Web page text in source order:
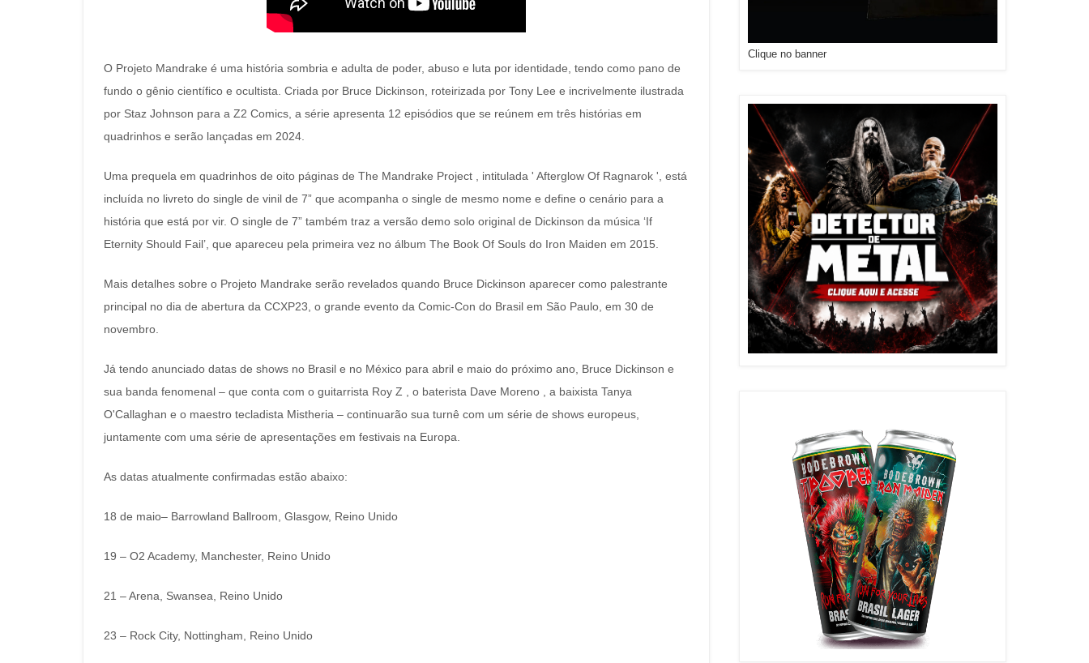
O Projeto Mandrake é uma história sombria e adulta de poder, abuso e luta por identidade, tendo como pano de
fundo o gênio científico e ocultista. Criada por Bruce Dickinson, roteirizada por Tony Lee e incrivelmente ilustrada
por Staz Johnson para a Z2 Comics, a série apresenta 12 episódios que se reúnem em três histórias em
quadrinhos e serão lançadas em 2024.
Uma prequela em quadrinhos de oito páginas de The Mandrake Project , intitulada ' Afterglow Of Ragnarok ', está
incluída no livreto do single de vinil de 7” que acompanha o single de mesmo nome e define o cenário para a
história que está por vir. O single de 7” também traz a versão demo solo original de Dickinson da música ‘If
Eternity Should Fail’, que apareceu pela primeira vez no álbum The Book Of Souls do Iron Maiden em 2015.
Mais detalhes sobre o Projeto Mandrake serão revelados quando Bruce Dickinson aparecer como palestrante
principal no dia de abertura da CCXP23, o grande evento da Comic-Con do Brasil em São Paulo, em 30 de
novembro.
Já tendo anunciado datas de shows no Brasil e no México para abril e maio do próximo ano, Bruce Dickinson e
sua banda fenomenal – que conta com o guitarrista Roy Z , o baterista Dave Moreno , a baixista Tanya
O'Callaghan e o maestro tecladista Mistheria – continuarão sua turnê com um série de shows europeus,
juntamente com uma série de apresentações em festivais na Europa.
As datas atualmente confirmadas estão abaixo:
18 de maio– Barrowland Ballroom, Glasgow, Reino Unido
19 – O2 Academy, Manchester, Reino Unido
21 – Arena, Swansea, Reino Unido
23 – Rock City, Nottingham, Reino Unido
Clique no banner